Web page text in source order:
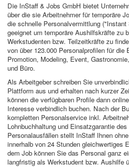
Die InStaff & Jobs GmbH bietet
über die sie Arbeitnehmer für temporäre
die schnelle Personalvermittlung
geeignet um temporäre Aushilfskräfte zu
Werkstudenten bzw. Teilzeitkräfte zu
von über 123.000 Personalprofilen für die
Promotion, Modeling, Event,
und Büro.
Als Arbeitgeber schreiben Sie
Plattform aus und erhalten nach kurzer
können die verfügbaren Profile dann
Interesse verbindlich buchen. Nach der
kompletten Personalservice inkl.
Lohnbuchhaltung und Einsatzgarantie
Personalausfällen stellt InStaff Ihnen
innerhalb von 24 Stunden gleichwertiges
dem Job können Sie das Personal ganz
langfristig als Werkstudent bzw. Aushilfe